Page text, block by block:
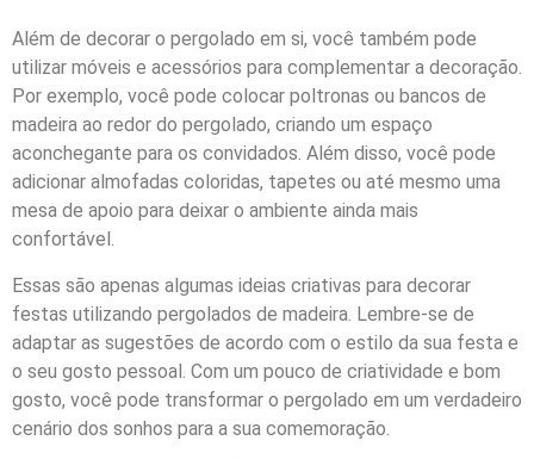
Além de decorar o pergolado em si, você também pode
utilizar móveis e acessórios para complementar a decoração.
Por exemplo, você pode colocar poltronas ou bancos de
madeira ao redor do pergolado, criando um espaço
aconchegante para os convidados. Além disso, você pode
adicionar almofadas coloridas, tapetes ou até mesmo uma
mesa de apoio para deixar o ambiente ainda mais
confortável.
Essas são apenas algumas ideias criativas para decorar
festas utilizando pergolados de madeira. Lembre-se de
adaptar as sugestões de acordo com o estilo da sua festa e
o seu gosto pessoal. Com um pouco de criatividade e bom
gosto, você pode transformar o pergolado em um verdadeiro
cenário dos sonhos para a sua comemoração.